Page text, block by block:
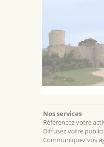
Nos services
Référencez votre
Diffusez votre
Communiquez vos